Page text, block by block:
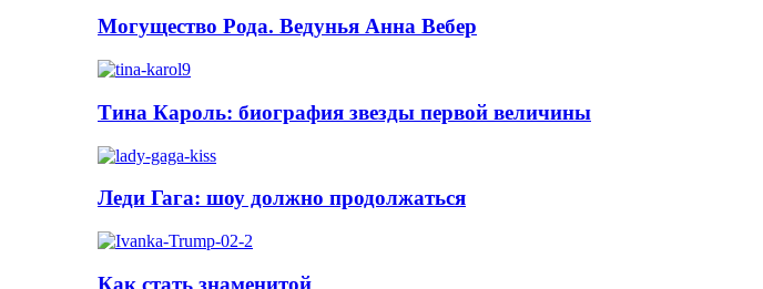
Могущество Рода. Ведунья Анна Вебер
Тина Кароль: биография звезды первой величины
Леди Гага: шоу должно продолжаться
Как стать знаменитой